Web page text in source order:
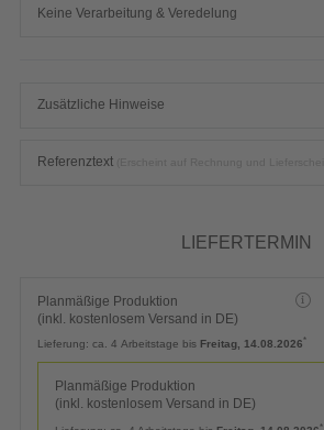
Keine Verarbeitung & Veredelung
Zusätzliche Hinweise
Referenztext
LIEFERTERMIN
Planmäßige Produktion
(inkl. kostenlosem Versand in DE)
Lieferung: ca. 4 Arbeitstage bis Freitag, 14.08.2026*
Planmäßige Produktion
(inkl. kostenlosem Versand in DE)
*